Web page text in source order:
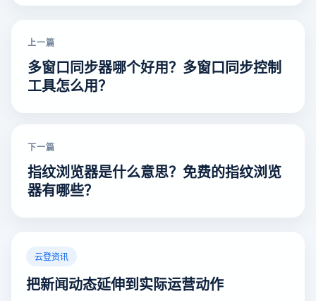
上一篇
多窗口同步器哪个好用？多窗口同步控制
工具怎么用？
下一篇
指纹浏览器是什么意思？免费的指纹浏览
器有哪些？
云登资讯
把新闻动态延伸到实际运营动作